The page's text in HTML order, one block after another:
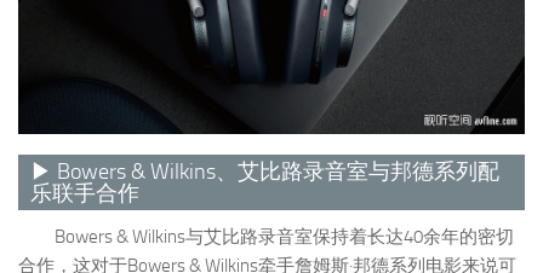
▶ Bowers & Wilkins、艾比路录音室与邦德系列配
乐联手合作
Bowers & Wilkins与艾比路录音室保持着长达40余年的密切
合作，这对于Bowers & Wilkins牵手詹姆斯·邦德系列电影来说可